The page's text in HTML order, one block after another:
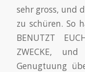
sehr gross, und
zu schüren. So
BENUTZT
ZWECKE,
Genugtuung